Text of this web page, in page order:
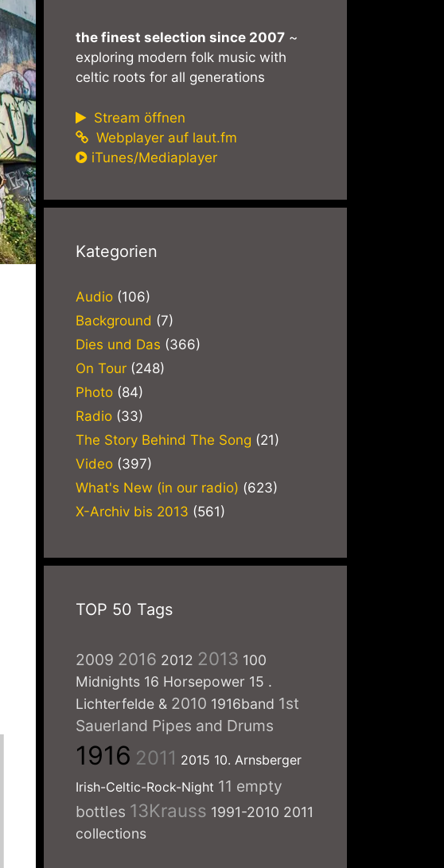
the finest selection since 2007~
exploring modern folk music with
celtic roots for all generations
Stream öffnen
Webplayer auf laut.fm
iTunes/Mediaplayer
Kategorien
Audio(106)
Background (7)
Dies und Das (366)
On Tour(248)
Photo(84)
Radio(33)
The Story Behind The Song (21)
Video(397)
What's New (in our radio) (623)
X-Archiv bis 2013 (561)
TOP 50 Tags
2009 2016 2012 2013 100
Midnights 16 Horsepower 15 .
Lichterfelde & 2010 1916band 1st
Sauerland Pipes and Drums
1916 2011 2015 10. Arnsberger
Irish-Celtic-Rock-Night 11 empty
bottles 13Krauss 1991-2010 2011
collections